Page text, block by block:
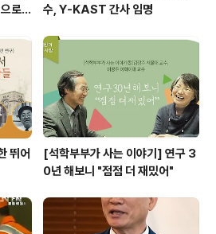
로
수, Y-KAST 간사 임명
뛰어
[석학부부가 사는 이야기] 연구 3
0년 해보니 "점점 더 재밌어"